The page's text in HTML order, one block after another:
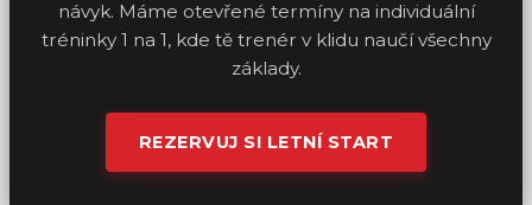
návyk. Máme otevřené termíny na individuální
tréninky 1 na 1, kde tě trenér v klidu naučí všechny
základy.
REZERVUJ SI LETNÍ START